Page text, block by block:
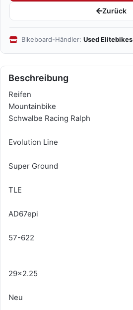
Zurück
Bikeboard-Händler: Used Elitebikes
Beschreibung
Reifen
Mountainbike
Schwalbe Racing Ralph
Evolution Line
Super Ground
TLE
AD67epi
57-622
29x2.25
Neu